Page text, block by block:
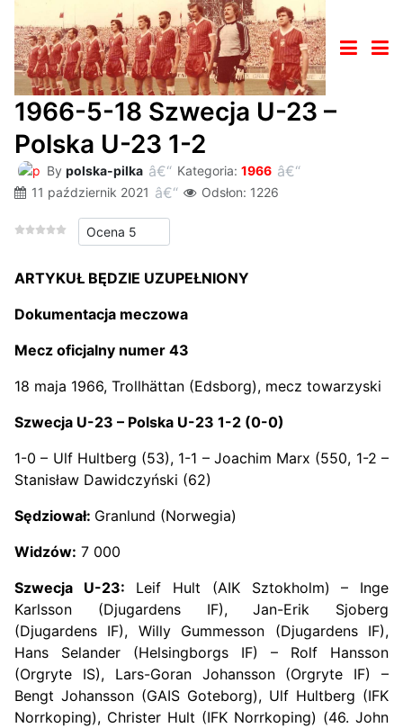
1966-5-18 Szwecja U-23 –
Polska U-23 1-2
By polska-pilka Kategoria: 1966
11 październik 2021
Odsłon: 1226
Proszę, oceń
ARTYKUŁ BĘDZIE UZUPEŁNIONY
Dokumentacja meczowa
Mecz oficjalny numer 43
18 maja 1966, Trollhättan (Edsborg), mecz towarzyski
Szwecja U-23 – Polska U-23 1-2 (0-0)
1-0 – Ulf Hultberg (53), 1-1 – Joachim Marx (550, 1-2 –
Stanisław Dawidczyński (62)
Sędziował: Granlund (Norwegia)
Widzów: 7 000
Szwecja U-23: Leif Hult (AIK Sztokholm) – Inge
Karlsson (Djugardens IF), Jan-Erik Sjoberg
(Djugardens IF), Willy Gummesson (Djugardens IF),
Hans Selander (Helsingborgs IF) – Rolf Hansson
(Orgryte IS), Lars-Goran Johansson (Orgryte IF) –
Bengt Johansson (GAIS Goteborg), Ulf Hultberg (IFK
Norrkoping), Christer Hult (IFK Norrkoping) (46. John